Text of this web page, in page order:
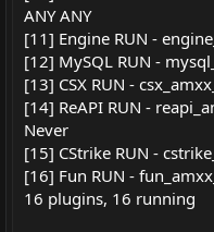
ANY ANY
[11] Engine RUN -
[12] MySQL RUN -
[13] CSX RUN -
[14] ReAPI RUN -
Never
[15] CStrike RUN -
[16] Fun RUN -
16 plugins, 16 running